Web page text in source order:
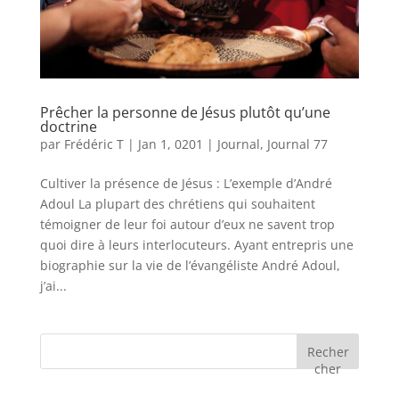
Prêcher la personne de Jésus plutôt qu’une
doctrine
par Frédéric T| Jan 1, 0201 | Journal, Journal 77
Cultiver la présence de Jésus : L’exemple d’André
Adoul La plupart des chrétiens qui souhaitent
témoigner de leur foi autour d’eux ne savent trop
quoi dire à leurs interlocuteurs. Ayant entrepris une
biographie sur la vie de l’évangéliste André Adoul,
j’ai...
Recher
cher